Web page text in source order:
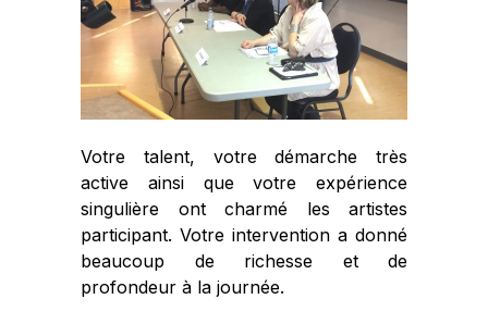
Votre talent, votredémarche très
active ainsi que votre expérience
singulière ont charmé les artistes
participant. Votre intervention a donné
beaucoup de richesse et de
profondeur à la journée.